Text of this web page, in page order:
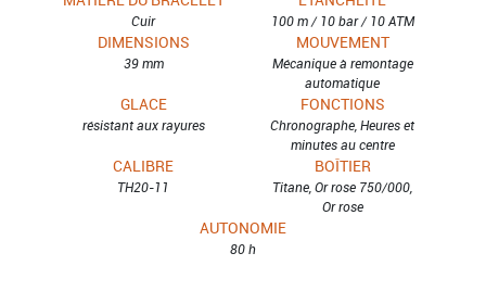
Cuir 100 m / 10 bar / 10 ATM
DIMENSIONS
39 mm
MOUVEMENT
Mécanique à remontage
automatique
GLACE
résistant aux rayures
FONCTIONS
Chronographe, Heures et
minutes au centre
CALIBRE
TH20-11
BOÎTIER
Titane, Or rose 750/000,
Or rose
AUTONOMIE
80 h